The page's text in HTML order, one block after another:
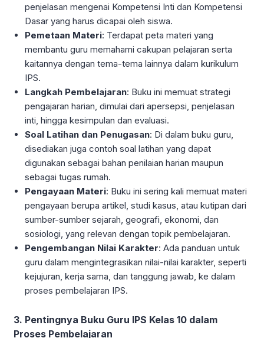
penjelasan mengenai Kompetensi Inti dan Kompetensi
Dasar yang harus dicapai oleh siswa.
Pemetaan Materi: Terdapat peta materi yang
membantu guru memahami cakupan pelajaran serta
kaitannya dengan tema-tema lainnya dalam kurikulum
IPS.
Langkah Pembelajaran: Buku ini memuat strategi
pengajaran harian, dimulai dari apersepsi, penjelasan
inti, hingga kesimpulan dan evaluasi.
Soal Latihan dan Penugasan: Di dalam buku guru,
disediakan juga contoh soal latihan yang dapat
digunakan sebagai bahan penilaian harian maupun
sebagai tugas rumah.
Pengayaan Materi: Buku ini sering kali memuat materi
pengayaan berupa artikel, studi kasus, atau kutipan dari
sumber-sumber sejarah, geografi, ekonomi, dan
sosiologi, yang relevan dengan topik pembelajaran.
Pengembangan Nilai Karakter: Ada panduan untuk
guru dalam mengintegrasikan nilai-nilai karakter, seperti
kejujuran, kerja sama, dan tanggung jawab, ke dalam
proses pembelajaran IPS.
3. Pentingnya Buku Guru IPS Kelas 10 dalam
Proses Pembelajaran